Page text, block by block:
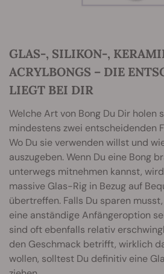
GLAS-, SILIKON-,
ACRYLBONGS – DIE
LIEGT BEI DIR
Welche Art von Bong Du Dir holen
mindestens zwei entscheidenden
Wo Du sie verwenden willst und
auszugeben. Wenn Du eine Bong
unterwegs mitnehmen kannst,
massive Glas-Rig in Bezug auf
übertreffen. Falls Du sparen
eine anständige Anfängeroption
sind oft ebenfalls relativ
den Geschmack betrifft, wirklich
wollen, solltest Du definitiv eine